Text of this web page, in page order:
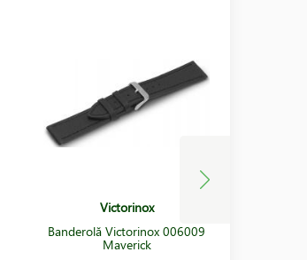
Victorinox
Banderolă Victorinox 006009
Maverick